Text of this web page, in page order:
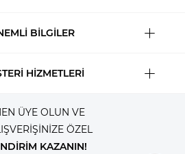
BİLGİLER
HİZMETLERİ
ÜYE OLUN VE
ÖZEL
KAZANIN!